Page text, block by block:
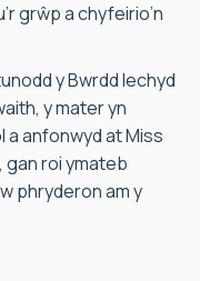
grŵp a chyfeirio’n
y Bwrdd Iechyd
y mater yn
a anfonwyd at Miss
gan roi ymateb
phryderon am y